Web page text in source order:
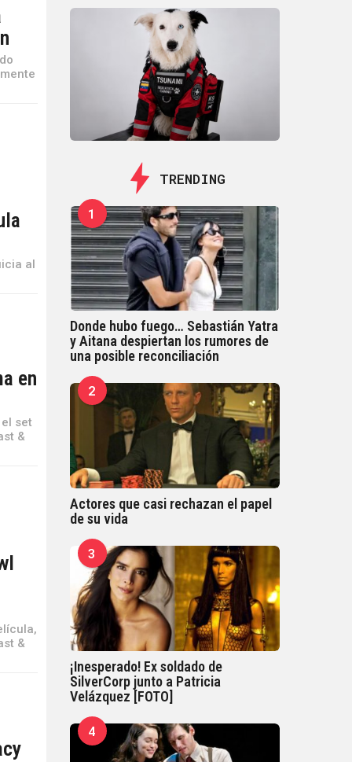
al
en
set
&
&
TRENDING
1
Donde hubo fuego… Sebastián Yatra
y Aitana despiertan los rumores de
una posible reconciliación
2
Actores que casi rechazan el papel
de su vida
3
¡Inesperado! Ex soldado de
SilverCorp junto a Patricia
Velázquez [FOTO]
4